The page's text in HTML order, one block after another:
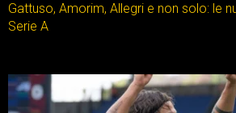
Gattuso, Amorim, Allegri e non solo: le
Serie A